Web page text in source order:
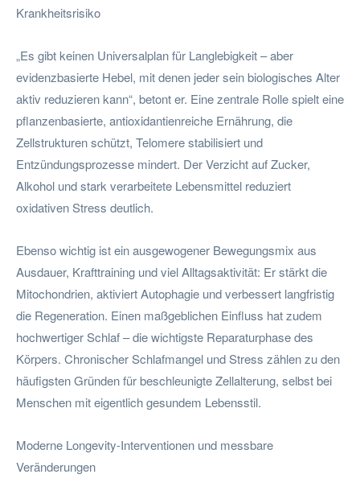
Krankheitsrisiko
„Es gibt keinen Universalplan für Langlebigkeit – aber
evidenzbasierte Hebel, mit denen jeder sein biologisches Alter
aktiv reduzieren kann“, betont er. Eine zentrale Rolle spielt eine
pflanzenbasierte, antioxidantienreiche Ernährung, die
Zellstrukturen schützt, Telomere stabilisiert und
Entzündungsprozesse mindert. Der Verzicht auf Zucker,
Alkohol und stark verarbeitete Lebensmittel reduziert
oxidativen Stress deutlich.
Ebenso wichtig ist ein ausgewogener Bewegungsmix aus
Ausdauer, Krafttraining und viel Alltagsaktivität: Er stärkt die
Mitochondrien, aktiviert Autophagie und verbessert langfristig
die Regeneration. Einen maßgeblichen Einfluss hat zudem
hochwertiger Schlaf – die wichtigste Reparaturphase des
Körpers. Chronischer Schlafmangel und Stress zählen zu den
häufigsten Gründen für beschleunigte Zellalterung, selbst bei
Menschen mit eigentlich gesundem Lebensstil.
Moderne Longevity-Interventionen und messbare
Veränderungen